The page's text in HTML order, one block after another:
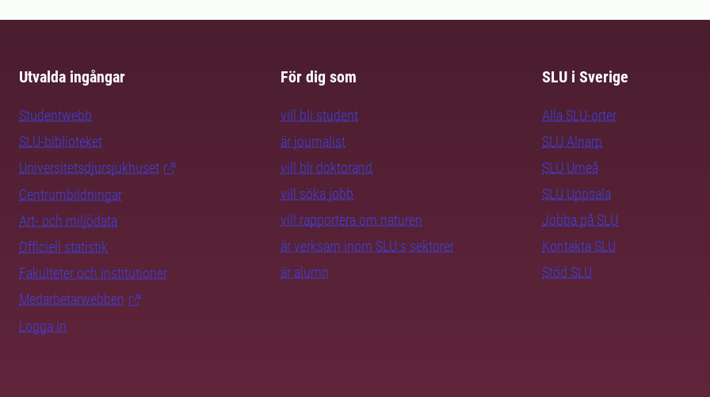
Utvalda ingångar
Studentwebb
SLU-biblioteket
Universitetsdjursjukhuset
Centrumbildningar
Art- och miljödata
Officiell statistik
Fakulteter och institutioner
Medarbetarwebben
Logga in
För dig som
vill bli student
är journalist
vill bli doktorand
vill söka jobb
vill rapportera om naturen
är verksam inom SLU:s sektorer
är alumn
SLU i Sverige
Alla SLU-orter
SLU Alnarp
SLU Umeå
SLU Uppsala
Jobba på SLU
Kontakta SLU
Stöd SLU